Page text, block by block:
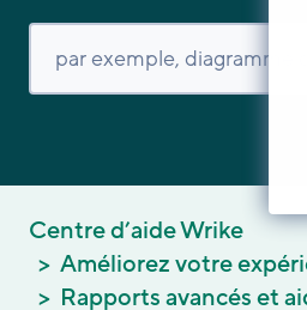
Centre d’aide Wrike
Améliorez votre
Rapports avancés et